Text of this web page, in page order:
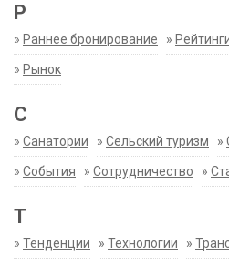
Р
» Раннее бронирование »
» Рынок
С
» Санатории » Сельский туризм »
» События » Сотрудничество »
Т
» Тенденции » Технологии »